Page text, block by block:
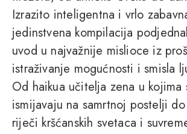
Izrazito inteligentna i vrlo
jedinstvena kompilacija
uvod u najvažnije mislioce iz
istraživanje mogućnosti i smisla
Od haikua učitelja zena u kojima
ismijavaju na samrtnoj postelji
riječi kršćanskih svetaca i